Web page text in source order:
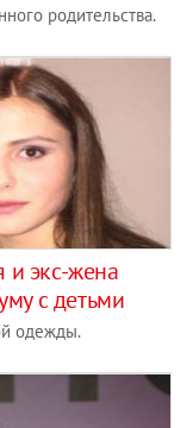
родительства.
и экс-жена
с детьми
одежды.